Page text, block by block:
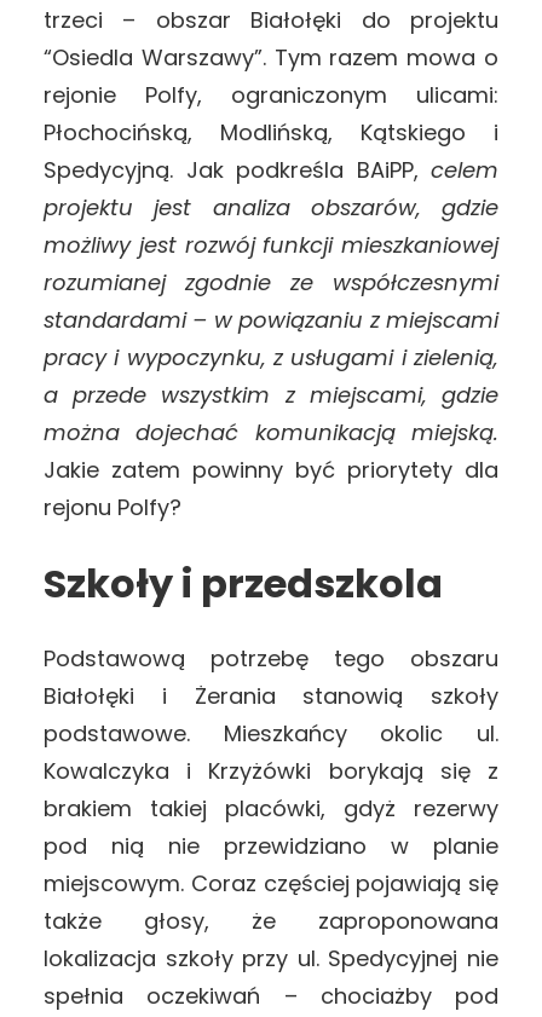
trzeci – obszar Białołęki do projektu
“Osiedla Warszawy”. Tym razem mowa o
rejonie Polfy, ograniczonym ulicami:
Płochocińską, Modlińską, Kątskiego i
Spedycyjną. Jak podkreśla BAiPP, celem
projektu jest analiza obszarów, gdzie
możliwy jest rozwój funkcji mieszkaniowej
rozumianej zgodnie ze współczesnymi
standardami – w powiązaniu z miejscami
pracy i wypoczynku, z usługami i zielenią,
a przede wszystkim z miejscami, gdzie
można dojechać komunikacją miejską.
Jakie zatem powinny być priorytety dla
rejonu Polfy?
Szkoły i przedszkola
Podstawową potrzebę tego obszaru
Białołęki i Żerania stanowią szkoły
podstawowe. Mieszkańcy okolic ul.
Kowalczyka i Krzyżówki borykają się z
brakiem takiej placówki, gdyż rezerwy
pod nią nie przewidziano w planie
miejscowym. Coraz częściej pojawiają się
także głosy, że zaproponowana
lokalizacja szkoły przy ul. Spedycyjnej nie
spełnia oczekiwań – chociażby pod